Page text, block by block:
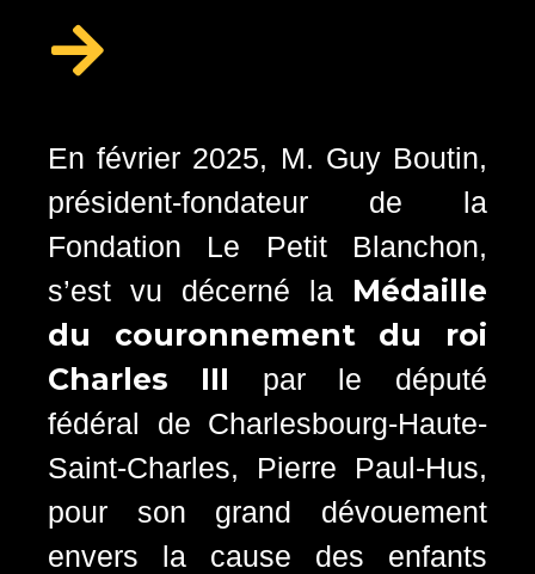
En février 2025, M. Guy Boutin,
président-fondateur de la
Fondation Le Petit Blanchon,
s’est vu décerné la Médaille
du couronnement du roi
Charles III par le député
fédéral de Charlesbourg-Haute-
Saint-Charles, Pierre Paul-Hus,
pour son grand dévouement
envers la cause des enfants